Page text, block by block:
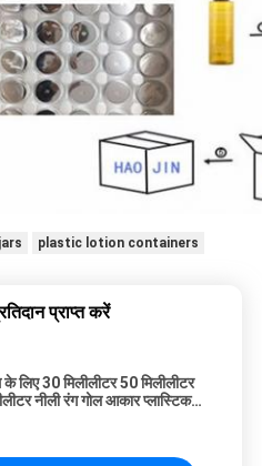
plastic lotion containers
प्राप्त करें
लिए 30 मिलीलीटर 50 मिलीलीटर
नीली रंग गोल आकार प्लास्टिक